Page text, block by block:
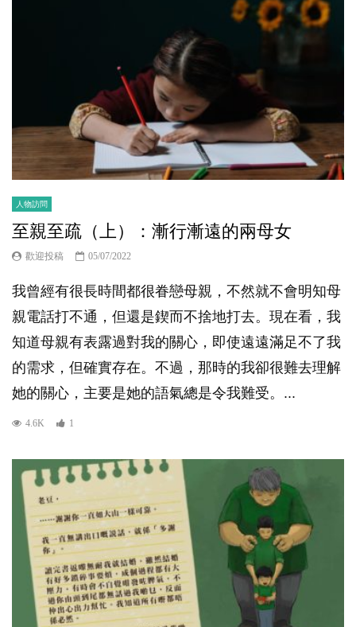
人物訪問
至親至疏（上）：漸行漸遠的兩母女
歡迎投稿 05/07/2022
我曾經有很長時間都很眷戀母親，不然就不會明知母
親電話打不通，但還是鍥而不捨地打去。現在看，我
知道母親有表露過對我的關心，即使遠遠滿足不了我
的需求，但確實存在。不過，那時的我卻很難去理解
她的關心，主要是她的語氣總是令我難受。...
4.6K 1